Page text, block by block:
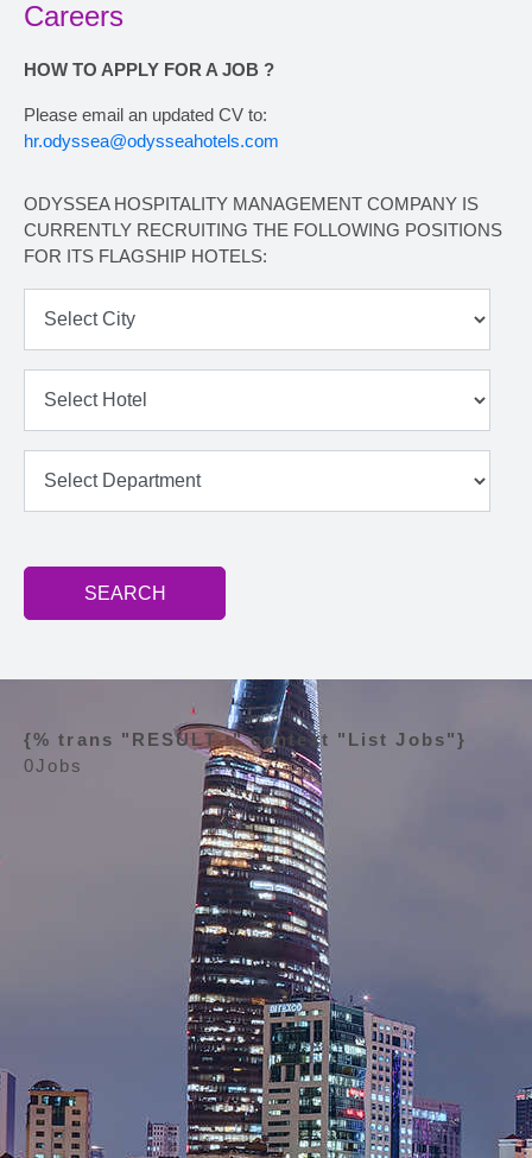
Careers
HOW TO APPLY FOR A JOB ?
Please email an updated CV to:
hr.odyssea@odysseahotels.com
ODYSSEA HOSPITALITY MANAGEMENT COMPANY IS
CURRENTLY RECRUITING THE FOLLOWING POSITIONS
FOR ITS FLAGSHIP HOTELS:
SEARCH
{% trans "RESULT :" context "List Jobs"}
0Jobs
Các Vị Trí Hàng Đầu